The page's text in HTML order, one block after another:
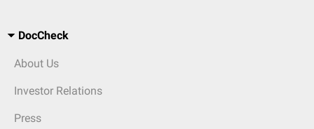
DocCheck
About Us
Investor Relations
Press